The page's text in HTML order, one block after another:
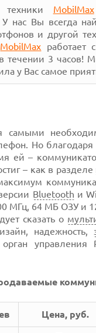
техники MobilMax
У нас Вы всегда
и другой
MobilMax работает
течении 3 часов!
у Вас самое
Но благодаря
ей –
– как в разделе
Bluetooth и
МГц, 64 МБ ОЗУ и
сказать о
надежность,
Цена, руб.